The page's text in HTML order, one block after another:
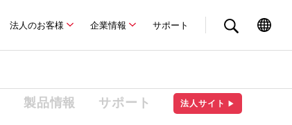
法人のお客様 企業情報 サポート
製品情報 サポート 法人サイト ▶